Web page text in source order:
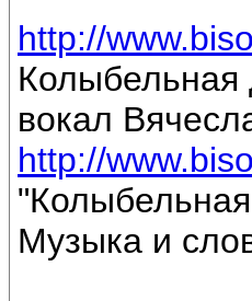
http://
вокал
http://
Музыка и